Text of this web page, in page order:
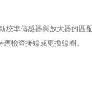
準傳感器與放大器的匹
檢查接線或更換線圈。